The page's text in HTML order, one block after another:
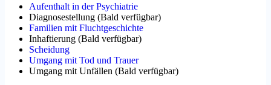
Aufenthalt in der Psychiatrie
Diagnosestellung (Bald verfügbar)
Familien mit Fluchtgeschichte
Inhaftierung (Bald verfügbar)
Scheidung
Umgang mit Tod und Trauer
Umgang mit Unfällen (Bald verfügbar)